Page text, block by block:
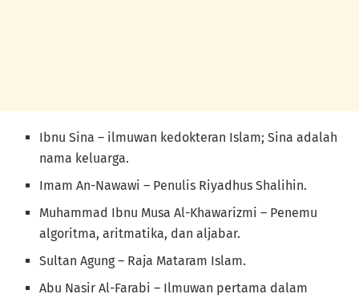
Ibnu Sina – ilmuwan kedokteran Islam; Sina adalah
nama keluarga.
Imam An-Nawawi – Penulis Riyadhus Shalihin.
Muhammad Ibnu Musa Al-Khawarizmi – Penemu
algoritma, aritmatika, dan aljabar.
Sultan Agung – Raja Mataram Islam.
Abu Nasir Al-Farabi – Ilmuwan pertama dalam